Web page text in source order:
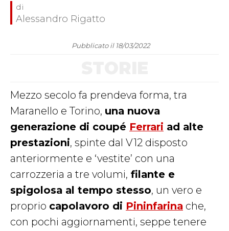
Alessandro Rigatto
Pubblicato il 18/03/2022
Mezzo secolo fa prendeva forma, tra
Maranello e Torino, una nuova
generazione di coupé Ferrari ad alte
prestazioni, spinte dal V12 disposto
anteriormente e ‘vestite’ con una
carrozzeria a tre volumi, filante e
spigolosa al tempo stesso, un vero e
proprio capolavoro di Pininfarina che,
con pochi aggiornamenti, seppe tenere